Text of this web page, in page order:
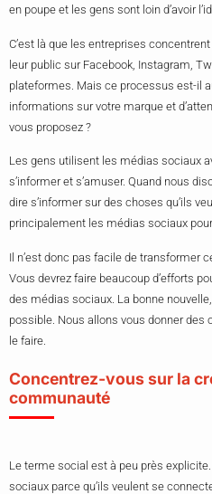
en poupe et les gens sont loin d’avoir
C’est là que les entreprises
leur public sur Facebook, Instagram,
plateformes. Mais ce processus est-il
informations sur votre marque et
vous proposez ?
Les gens utilisent les médias sociaux
s’informer et s’amuser. Quand nous
dire s’informer sur des choses qu’ils
principalement les médias sociaux pour
Il n’est donc pas facile de transformer
Vous devrez faire beaucoup d’efforts
des médias sociaux. La bonne
possible. Nous allons vous donner
le faire.
Concentrez-vous sur la
communauté
Le terme social est à peu près
sociaux parce qu’ils veulent se